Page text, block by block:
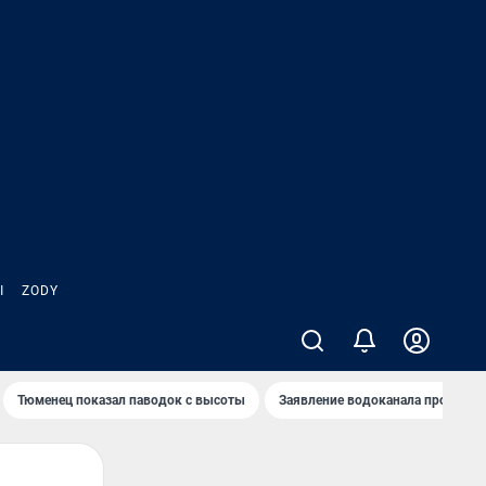
ZODY
Тюменец показал паводок с высоты Заявление водоканала про